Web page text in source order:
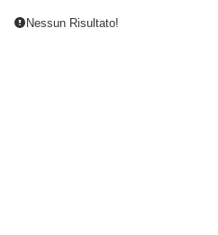
Nessun Risultato!